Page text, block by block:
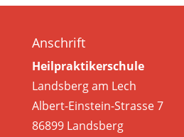
Anschrift
Heilpraktikerschule
Landsberg am Lech
Albert-Einstein-Strasse 7
86899 Landsberg